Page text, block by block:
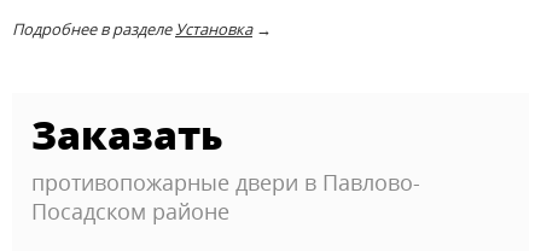
Подробнее в разделеУстановка→
Заказать
противопожарные двери в Павлово-
Посадском районе